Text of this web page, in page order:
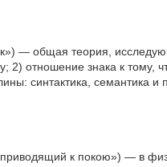
— общая теория,
2) отношение знака к тому,
синтактика, семантика и
к покою») — в